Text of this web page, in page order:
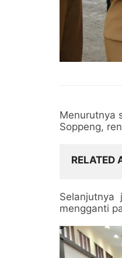
Menurutnya
Soppeng,
RELATED
Selanjutnya
mengganti